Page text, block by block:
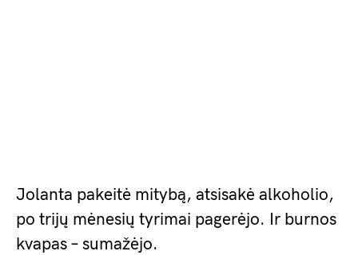
Jolanta pakeitė mitybą, atsisakė alkoholio,
po trijų mėnesių tyrimai pagerėjo. Ir burnos
kvapas – sumažėjo.